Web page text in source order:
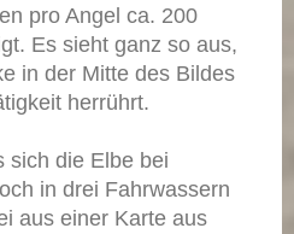
pro Angel ca. 200
Es sieht ganz so aus,
in der Mitte des Bildes
herrührt.
sich die Elbe bei
in drei Fahrwassern
aus einer Karte aus